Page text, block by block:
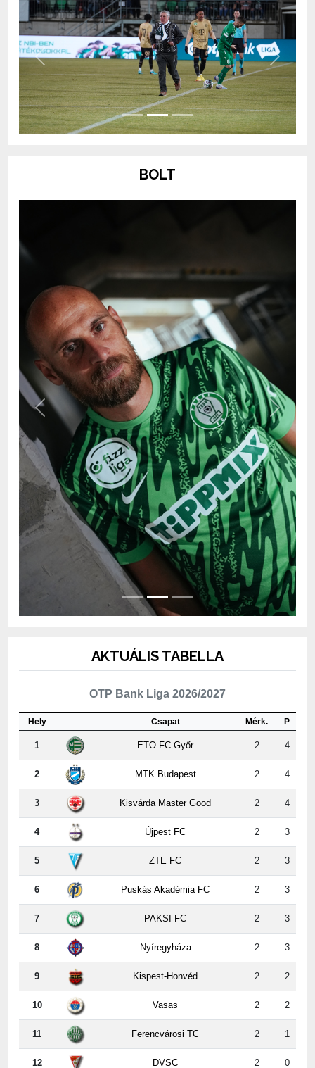
Previous Next
BOLT
Previous Next
AKTUÁLIS TABELLA
OTP Bank Liga 2026/2027
Hely Csapat Mérk. P
1 ETO FC Győr 2 4
2 MTK Budapest 2 4
3 Kisvárda Master Good 2 4
4 Újpest FC 2 3
5 ZTE FC 2 3
6 Puskás Akadémia FC 2 3
7 PAKSI FC 2 3
8 Nyíregyháza 2 3
9 Kispest-Honvéd 2 2
10 Vasas 2 2
11 Ferencvárosi TC 2 1
12 DVSC 2 0